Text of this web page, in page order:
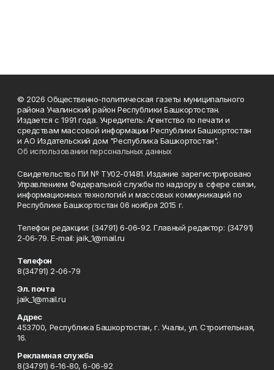
© 2026 Общественно-политическая газеты муниципального
района Учалинский район Республики Башкортостан.
Издается с 1991 года. Учредитель: Агентство по печати и
средствам массовой информации Республики Башкортостан
и АО Издательский дом "Республика Башкортостан".
Об использовании персональных данных
Свидетельство ПИ № ТУ02-01481. Издание зарегистрировано
Управлением Федеральной службы по надзору в сфере связи,
информационных технологий и массовых коммуникаций по
Республике Башкортостан 06 ноября 2015 г.
Телефон редакции: (34791) 6-06-92. Главный редактор: (34791)
2-06-79. Е-mаil: jaik_1@mail.ru
Телефон
8(34791) 2-06-79
Эл. почта
jaik_1@mail.ru
Адрес
453700, Республика Башкортостан, г. Учалы, ул. Строительная,
16.
Рекламная служба
8(34791) 6-16-80, 6-06-92